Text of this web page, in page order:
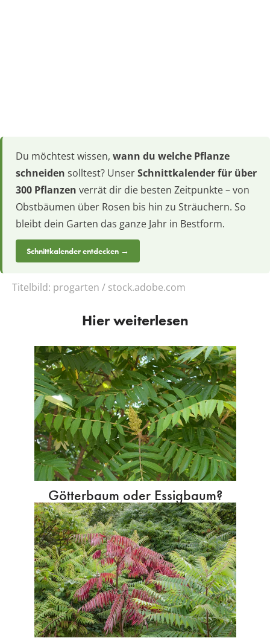
Du möchtest wissen, wann du welche Pflanze
schneiden solltest? UnserSchnittkalender für über
300 Pflanzen verrät dir die besten Zeitpunkte – von
Obstbäumen über Rosen bis hin zu Sträuchern. So
bleibt dein Garten das ganze Jahr in Bestform.
Schnittkalender entdecken →
Titelbild: progarten / stock.adobe.com
Hier weiterlesen
Götterbaum oder Essigbaum?